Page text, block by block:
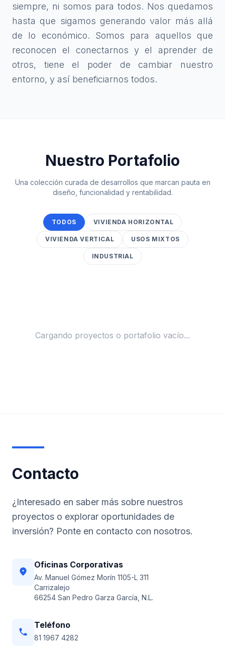
siempre, ni somos para todos. Nos quedamos
hasta que sigamos generando valor más allá
de lo económico. Somos para aquellos que
reconocen el conectarnos y el aprender de
otros, tiene el poder de cambiar nuestro
entorno, y así beneficiarnos todos.
Nuestro Portafolio
Una colección curada de desarrollos que marcan pauta en
diseño, funcionalidad y rentabilidad.
TODOS VIVIENDA HORIZONTAL
VIVIENDA VERTICAL USOS MIXTOS
INDUSTRIAL
Cargando proyectos o portafolio vacío...
Contacto
¿Interesado en saber más sobre nuestros
proyectos o explorar oportunidades de
inversión? Ponte en contacto con nosotros.
location_on
Oficinas Corporativas
Av. Manuel Gómez Morín 1105-L 311
Carrizalejo
66254 San Pedro Garza García, N.L.
phone
Teléfono
81 1967 4282